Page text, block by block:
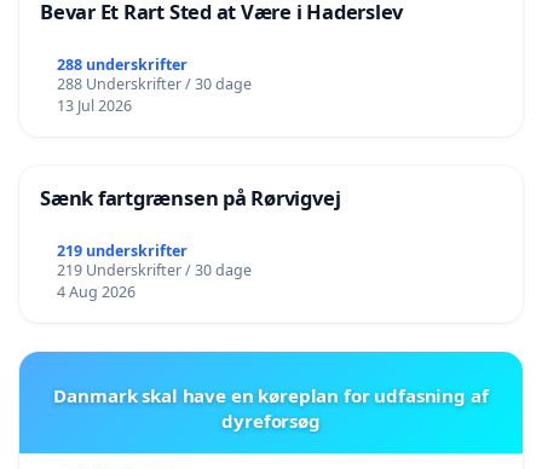
Bevar Et Rart Sted at Være i Haderslev
288 underskrifter
288 Underskrifter / 30 dage
13 Jul 2026
Sænk fartgrænsen på Rørvigvej
219 underskrifter
219 Underskrifter / 30 dage
4 Aug 2026
Danmark skal have en køreplan for udfasning af
dyreforsøg